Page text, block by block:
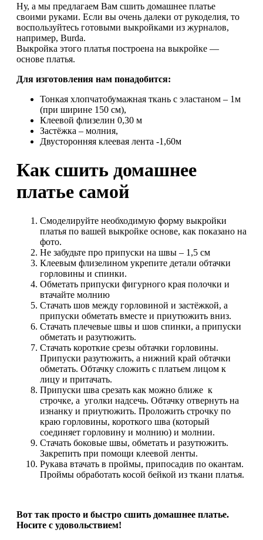
Ну, а мы предлагаем Вам сшить домашнее платье
своими руками. Если вы очень далеки от рукоделия, то
воспользуйтесь готовыми выкройками из журналов,
например, Burda.
Выкройка этого платья построена на выкройке —
основе платья.
Для изготовления нам понадобится:
Тонкая хлопчатобумажная ткань с эластаном – 1м
(при ширине 150 см),
Клеевой флизелин 0,30 м
Застёжка – молния,
Двусторонняя клеевая лента -1,60м
Как сшить домашнее
платье самой
Смоделируйте необходимую форму выкройки
платья по вашей выкройке основе, как показано на
фото.
Не забудьте про припуски на швы – 1,5 см
Клеевым флизелином укрепите детали обтачки
горловины и спинки.
Обметать припуски фигурного края полочки и
втачайте молнию
Стачать шов между горловиной и застёжкой, а
припуски обметать вместе и приутюжить вниз.
Стачать плечевые швы и шов спинки, а припуски
обметать и разутюжить.
Стачать короткие срезы обтачки горловины.
Припуски разутюжить, а нижний край обтачки
обметать. Обтачку сложить с платьем лицом к
лицу и притачать.
Припуски шва срезать как можно ближе к
строчке, а уголки надсечь. Обтачку отвернуть на
изнанку и приутюжить. Проложить строчку по
краю горловины, короткого шва (который
соединяет горловину и молнию) и молнии.
Стачать боковые швы, обметать и разутюжить.
Закрепить при помощи клеевой ленты.
Рукава втачать в проймы, припосадив по окантам.
Проймы обработать косой бейкой из ткани платья.
Вот так просто и быстро сшить домашнее платье.
Носите с удовольствием!